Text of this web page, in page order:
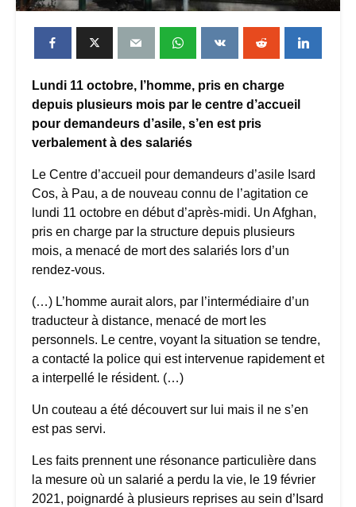
Lundi 11 octobre, l’homme, pris en charge
depuis plusieurs mois par le centre d’accueil
pour demandeurs d’asile, s’en est pris
verbalement à des salariés
Le Centre d’accueil pour demandeurs d’asile Isard
Cos, à Pau, a de nouveau connu de l’agitation ce
lundi 11 octobre en début d’après-midi. Un Afghan,
pris en charge par la structure depuis plusieurs
mois, a menacé de mort des salariés lors d’un
rendez-vous.
(…) L’homme aurait alors, par l’intermédiaire d’un
traducteur à distance, menacé de mort les
personnels. Le centre, voyant la situation se tendre,
a contacté la police qui est intervenue rapidement et
a interpellé le résident. (…)
Un couteau a été découvert sur lui mais il ne s’en
est pas servi.
Les faits prennent une résonance particulière dans
la mesure où un salarié a perdu la vie, le 19 février
2021, poignardé à plusieurs reprises au sein d’Isard